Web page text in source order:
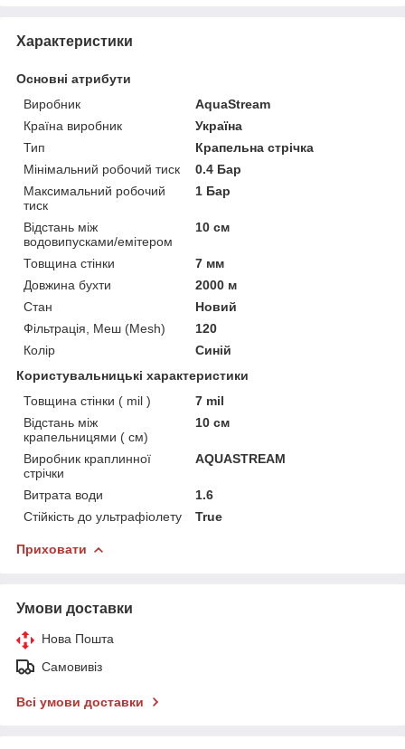
Характеристики
Основні атрибути
Виробник
AquaStream
Країна виробник
Україна
Тип
Крапельна стрічка
Мінімальний робочий тиск
0.4 Бар
Максимальний робочий
тиск
1 Бар
Відстань між
водовипусками/емітером
10 см
Товщина стінки
7 мм
Довжина бухти
2000 м
Стан
Новий
Фільтрація, Меш (Mesh)
120
Колір
Синій
Користувальницькі характеристики
Товщина стінки ( mil )
7 mil
Відстань між
крапельницями ( см)
10 см
Виробник краплинної
стрічки
AQUASTREAM
Витрата води
1.6
Стійкість до ультрафіолету
True
Приховати
Умови доставки
Нова Пошта
Самовивіз
Всі умови доставки